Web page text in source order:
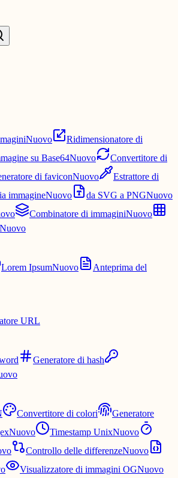
Nuovo
Ridimensionatore di
su Base64Nuovo
Convertitore di
di faviconNuovo
Estrattore di
immagineNuovo da SVG a PNGNuovo
Combinatore di immaginiNuovo
Nuovo
Lorem IpsumNuovo
Anteprima del
URL
Generatore di hash
Convertitore di colori
Generatore
Nuovo Timestamp UnixNuovo
Controllo delle differenzeNuovo
Visualizzatore di immagini OGNuovo